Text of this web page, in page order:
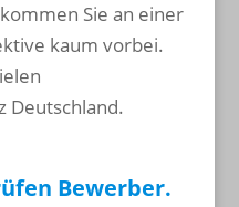
Sie an einer
kaum vorbei.
Deutschland.
Bewerber.